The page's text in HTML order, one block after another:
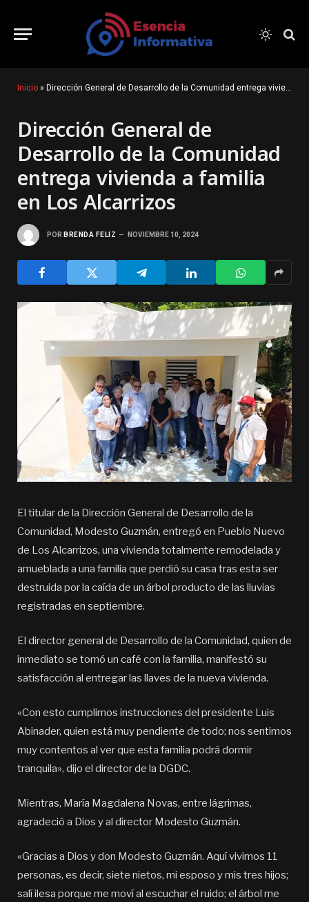
Inicio » Dirección General de Desarrollo de la Comunidad entrega vivienda a familia en Los Alcarrizos
Dirección General de
Desarrollo de la Comunidad
entrega vivienda a familia
en Los Alcarrizos
POR BRENDA FELIZ NOVIEMBRE 10, 2024
El titular de la Dirección General de Desarrollo de la
Comunidad, Modesto Guzmán, entregó en Pueblo Nuevo
de Los Alcarrizos, una vivienda totalmente remodelada y
amueblada a una familia que perdió su casa tras esta ser
destruida por la caída de un árbol producto de las lluvias
registradas en septiembre.
El director general de Desarrollo de la Comunidad, quien de
inmediato se tomó un café con la familia, manifestó su
satisfacción al entregar las llaves de la nueva vivienda.
«Con esto cumplimos instrucciones del presidente Luis
Abinader, quien está muy pendiente de todo; nos sentimos
muy contentos al ver que esta familia podrá dormir
tranquila», dijo el director de la DGDC.
Mientras, María Magdalena Novas, entre lágrimas,
agradeció a Dios y al director Modesto Guzmán.
«Gracias a Dios y don Modesto Guzmán. Aquí vivimos 11
personas, es decir, siete nietos, mi esposo y mis tres hijos;
salí ilesa porque me moví al escuchar el ruido; el árbol me